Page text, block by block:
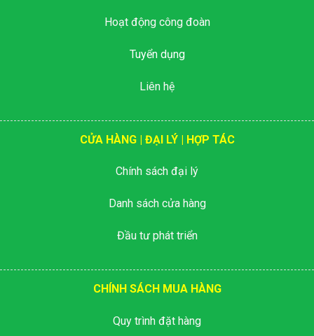
Hoạt động công đoàn
Tuyển dụng
Liên hệ
CỬA HÀNG | ĐẠI LÝ | HỢP TÁC
Chính sách đại lý
Danh sách cửa hàng
Đầu tư phát triển
CHÍNH SÁCH MUA HÀNG
Quy trình đặt hàng